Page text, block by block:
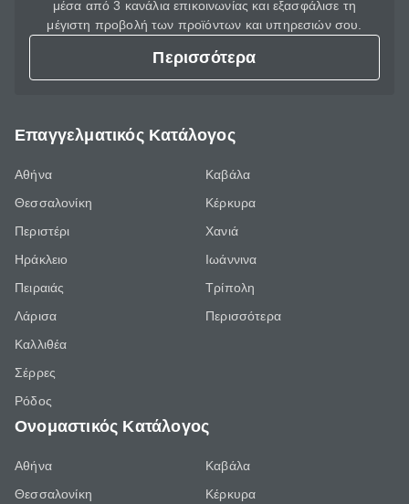
μέσα από 3 κανάλια επικοινωνίας και εξασφάλισε τη
μέγιστη προβολή των προϊόντων και υπηρεσιών σου.
Περισσότερα
Επαγγελματικός Κατάλογος
Αθήνα
Θεσσαλονίκη
Περιστέρι
Ηράκλειο
Πειραιάς
Λάρισα
Καλλιθέα
Σέρρες
Ρόδος
Καβάλα
Κέρκυρα
Χανιά
Ιωάννινα
Τρίπολη
Περισσότερα
Ονομαστικός Κατάλογος
Αθήνα
Θεσσαλονίκη
Καβάλα
Κέρκυρα